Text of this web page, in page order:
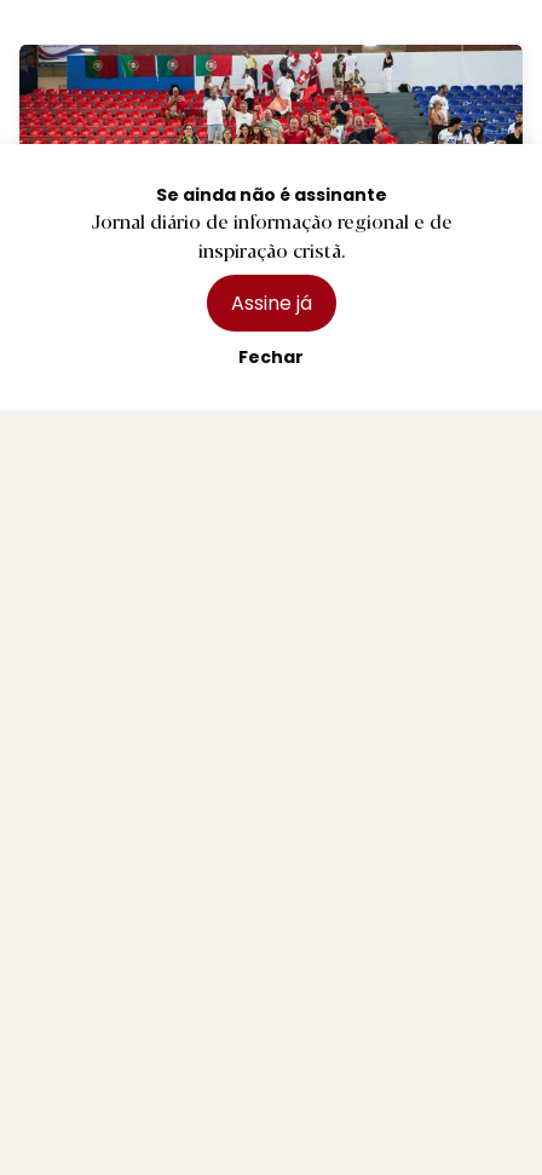
Seleção de andebol de sub-18 apura-se
Se ainda não é assinante
Jornal diário de informação regional e de
inspiração cristã.
Assine já
Fechar